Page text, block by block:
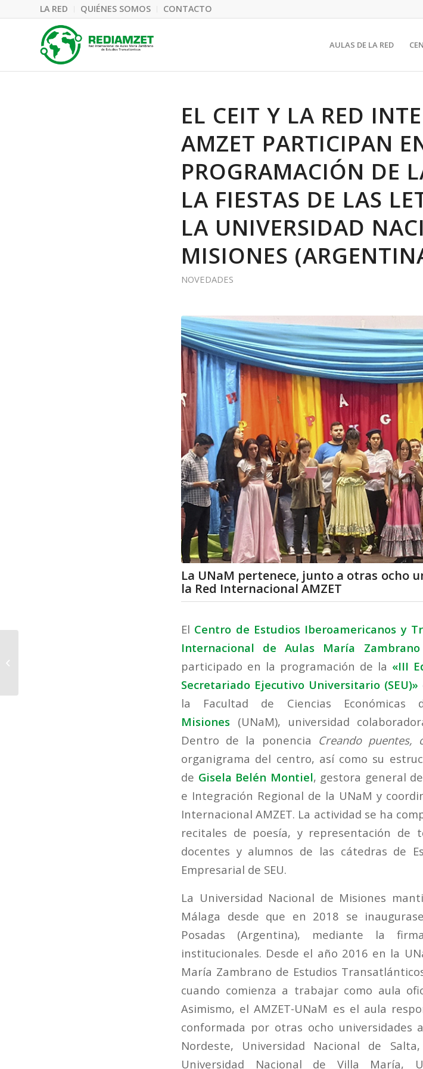
LA RED QUIÉNES SOMOS CONTACTO
AULAS DE LA RED
EL CEIT Y LA RED
AMZET PARTICIPAN
PROGRAMACIÓN DE
LA FIESTAS DE LAS
LA UNIVERSIDAD
MISIONES
NOVEDADES
La UNaM pertenece, junto a otras ocho
la Red Internacional AMZET
El Centro de Estudios Iberoamericanos y
Internacional de Aulas María
participado en la programación de la «III
Secretariado Ejecutivo Universitario (SEU)»
la Facultad de Ciencias
Misiones (UNaM), universidad
Dentro de la ponencia Creando puentes,
organigrama del centro, así como su
de Gisela Belén Montiel, gestora general
e Integración Regional de la UNaM y
Internacional AMZET. La actividad se ha
recitales de poesía, y representación de
docentes y alumnos de las cátedras de
Empresarial de SEU.
La Universidad Nacional de Misiones
Málaga desde que en 2018 se
Posadas (Argentina), mediante la
institucionales. Desde el año 2016 en la
María Zambrano de Estudios
cuando comienza a trabajar como aula
Asimismo, el AMZET-UNaM es el aula
conformada por otras ocho universidades
Nordeste, Universidad Nacional de
Universidad Nacional de Villa María,